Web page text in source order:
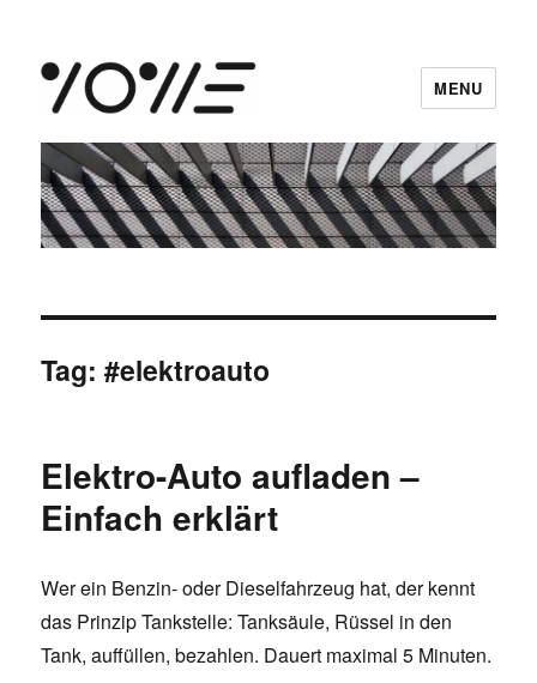
vowe dot net
MENU
Tag:#elektroauto
Elektro-Auto aufladen –
Einfach erklärt
Wer ein Benzin- oder Dieselfahrzeug hat, der kennt
das Prinzip Tankstelle: Tanksäule, Rüssel in den
Tank, auffüllen, bezahlen. Dauert maximal 5 Minuten.